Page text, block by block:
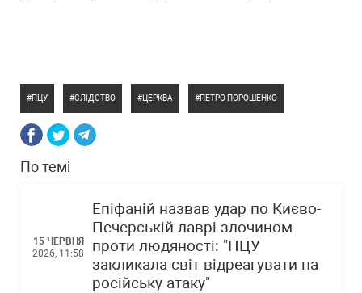
ПЦУ СЛІДСТВО ЦЕРКВА ПЕТРО ПОРОШЕНКО
По темі
15 ЧЕРВНЯ
2026, 11:58
Епіфаній назвав удар по Києво-
Печерській лаврі злочином
проти людяності: "ПЦУ
закликала світ відреагувати на
російську атаку"